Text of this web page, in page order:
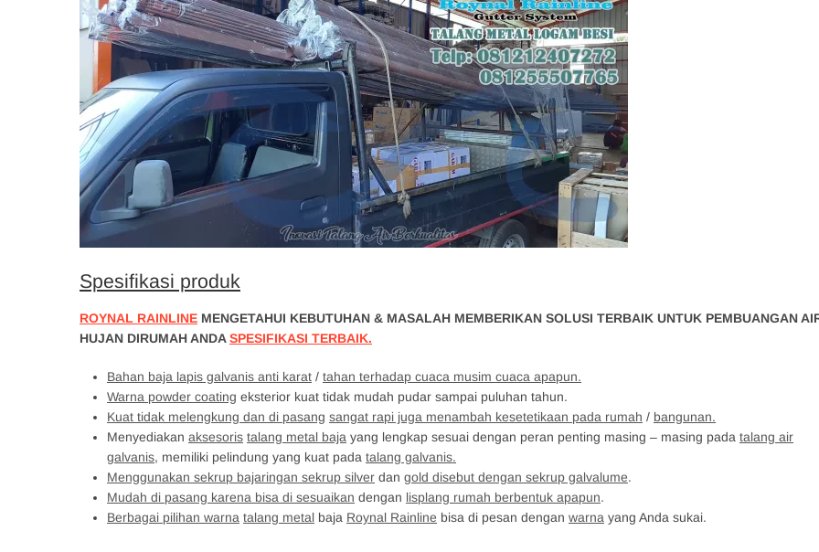
Spesifikasi produk
ROYNAL RAINLINE MENGETAHUI KEBUTUHAN & MASALAH MEMBERIKAN SOLUSI TERBAIK UNTUK PEMBUANGAN
HUJAN DIRUMAH ANDASPESIFIKASI TERBAIK.
Bahan baja lapis galvanis anti karat / tahan terhadap cuaca musim cuaca apapun.
Warna powder coating eksterior kuat tidak mudah pudar sampai puluhan tahun.
Kuat tidak melengkung dan di pasang sangat rapi juga menambah kesetetikaan pada rumah / bangunan.
Menyediakan aksesoris talang metal baja yang lengkap sesuai dengan peran penting masing – masing pada talang air
galvanis, memiliki pelindung yang kuat pada talang galvanis.
Menggunakan sekrup bajaringan sekrup silver dan gold disebut dengan sekrup galvalume.
Mudah di pasang karena bisa di sesuaikan dengan lisplang rumah berbentuk apapun.
Berbagai pilihan warna talang metal baja Roynal Rainline bisa di pesan dengan warna yang Anda sukai.